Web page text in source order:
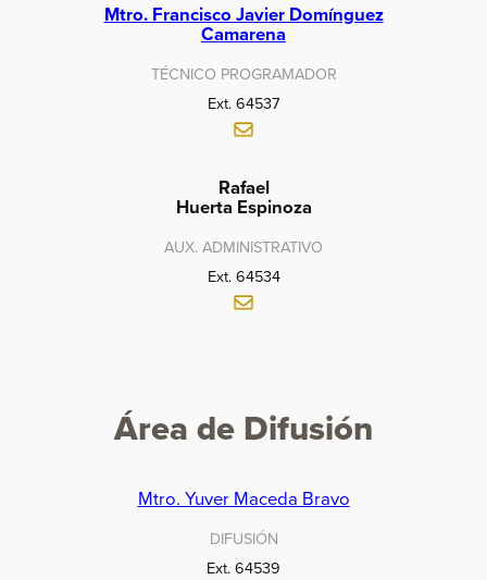
Mtro. Francisco Javier Domínguez
Camarena
TÉCNICO PROGRAMADOR
Ext. 64537
Rafael
Huerta Espinoza
AUX. ADMINISTRATIVO
Ext. 64534
Área de Difusión
Mtro. Yuver Maceda Bravo
DIFUSIÓN
Ext. 64539